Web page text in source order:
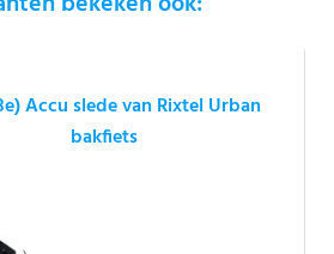
Accu slede van Rixtel Urban
bakfiets